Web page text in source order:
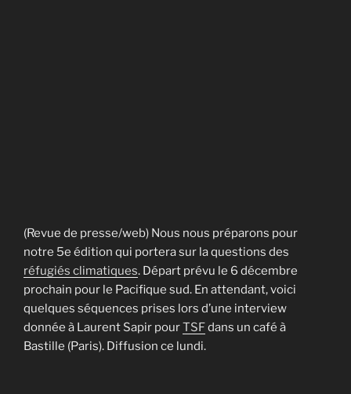
(Revue de presse/web) Nous nous préparons pour
notre 5e édition qui portera sur la questions des
réfugiés climatiques. Départ prévu le 6 décembre
prochain pour le Pacifique sud. En attendant, voici
quelques séquences prises lors d’une interview
donnée à Laurent Sapir pourTSFdans un café à
Bastille (Paris). Diffusion ce lundi.